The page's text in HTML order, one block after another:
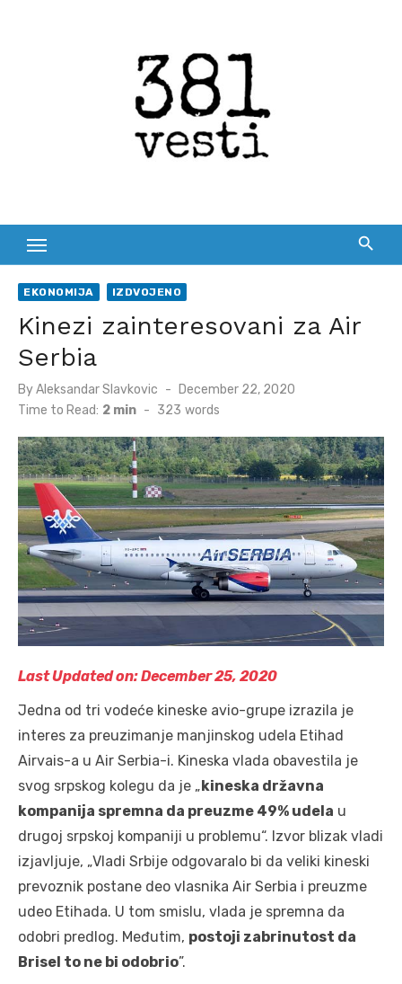
EKONOMIJA IZDVOJENO
Kinezi zainteresovani za Air
Serbia
ByAleksandar Slavkovic
Posted
on
December 22, 2020
Time to Read: 2 min - 323 words
Last Updated on: December 25, 2020
Jedna od tri vodeće kineske avio-grupe izrazila je
interes za preuzimanje manjinskog udela Etihad
Airvais-a u Air Serbia-i. Kineska vlada obavestila je
svog srpskog kolegu da je „kineska državna
kompanija spremna da preuzme 49% udela u
drugoj srpskoj kompaniji u problemu“. Izvor blizak vladi
izjavljuje, „Vladi Srbije odgovaralo bi da veliki kineski
prevoznik postane deo vlasnika Air Serbia i preuzme
udeo Etihada. U tom smislu, vlada je spremna da
odobri predlog. Međutim, postoji zabrinutost da
Brisel to ne bi odobrio”.